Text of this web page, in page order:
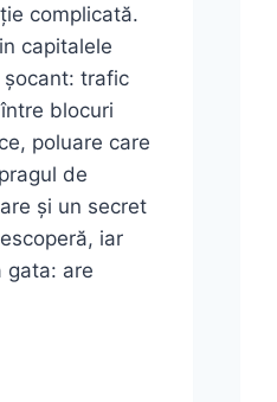
complicată.
capitalele
șocant: trafic
blocuri
poluare care
de
și un secret
iar
gata: are